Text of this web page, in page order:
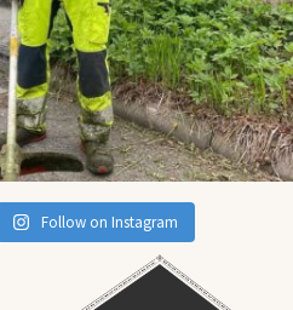
Follow on Instagram